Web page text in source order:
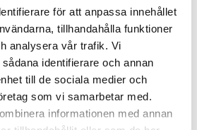
för att anpassa innehållet
tillhandahålla funktioner
analysera vår trafik. Vi
identifierare och annan
till de sociala medier och
som vi samarbetar med.
informationen med annan
Skruv M8,
MF6S-TT
8x30
Självgängande
skruv M8, 1st
4,42KR